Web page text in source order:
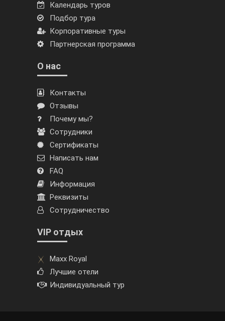
Календарь туров
Подбор тура
Корпоративные туры
Партнерская программа
О нас
Контакты
Отзывы
Почему мы?
Сотрудники
Сертификаты
Написать нам
FAQ
Информация
Реквизиты
Сотрудничество
VIP отдых
Maxx Royal
Лучшие отели
Индивидуальный тур